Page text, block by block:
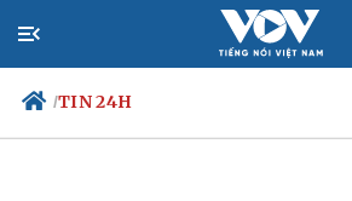
/TIN 24H